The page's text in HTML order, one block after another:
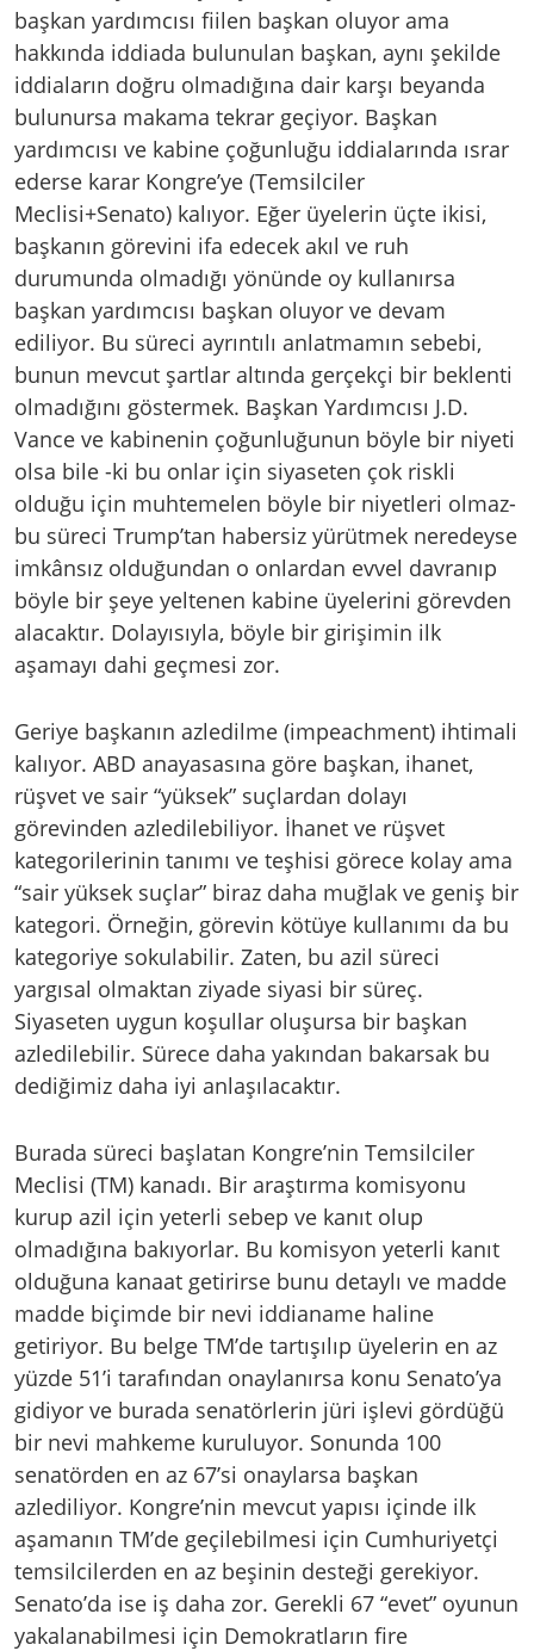
başkan yardımcısı fiilen başkan oluyor ama
hakkında iddiada bulunulan başkan, aynı şekilde
iddiaların doğru olmadığına dair karşı beyanda
bulunursa makama tekrar geçiyor. Başkan
yardımcısı ve kabine çoğunluğu iddialarında ısrar
ederse karar Kongre’ye (Temsilciler
Meclisi+Senato) kalıyor. Eğer üyelerin üçte ikisi,
başkanın görevini ifa edecek akıl ve ruh
durumunda olmadığı yönünde oy kullanırsa
başkan yardımcısı başkan oluyor ve devam
ediliyor. Bu süreci ayrıntılı anlatmamın sebebi,
bunun mevcut şartlar altında gerçekçi bir beklenti
olmadığını göstermek. Başkan Yardımcısı J.D.
Vance ve kabinenin çoğunluğunun böyle bir niyeti
olsa bile -ki bu onlar için siyaseten çok riskli
olduğu için muhtemelen böyle bir niyetleri olmaz-
bu süreci Trump’tan habersiz yürütmek neredeyse
imkânsız olduğundan o onlardan evvel davranıp
böyle bir şeye yeltenen kabine üyelerini görevden
alacaktır. Dolayısıyla, böyle bir girişimin ilk
aşamayı dahi geçmesi zor.
Geriye başkanın azledilme (impeachment) ihtimali
kalıyor. ABD anayasasına göre başkan, ihanet,
rüşvet ve sair “yüksek” suçlardan dolayı
görevinden azledilebiliyor. İhanet ve rüşvet
kategorilerinin tanımı ve teşhisi görece kolay ama
“sair yüksek suçlar” biraz daha muğlak ve geniş bir
kategori. Örneğin, görevin kötüye kullanımı da bu
kategoriye sokulabilir. Zaten, bu azil süreci
yargısal olmaktan ziyade siyasi bir süreç.
Siyaseten uygun koşullar oluşursa bir başkan
azledilebilir. Sürece daha yakından bakarsak bu
dediğimiz daha iyi anlaşılacaktır.
Burada süreci başlatan Kongre’nin Temsilciler
Meclisi (TM) kanadı. Bir araştırma komisyonu
kurup azil için yeterli sebep ve kanıt olup
olmadığına bakıyorlar. Bu komisyon yeterli kanıt
olduğuna kanaat getirirse bunu detaylı ve madde
madde biçimde bir nevi iddianame haline
getiriyor. Bu belge TM’de tartışılıp üyelerin en az
yüzde 51’i tarafından onaylanırsa konu Senato’ya
gidiyor ve burada senatörlerin jüri işlevi gördüğü
bir nevi mahkeme kuruluyor. Sonunda 100
senatörden en az 67’si onaylarsa başkan
azlediliyor. Kongre’nin mevcut yapısı içinde ilk
aşamanın TM’de geçilebilmesi için Cumhuriyetçi
temsilcilerden en az beşinin desteği gerekiyor.
Senato’da ise iş daha zor. Gerekli 67 “evet” oyunun
yakalanabilmesi için Demokratların fire